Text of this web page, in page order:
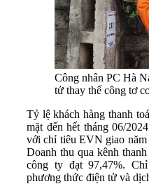
Công nhân PC Hà
tử thay thế công tơ
Tỷ lệ khách hàng thanh
mặt đến hết tháng 06/
với chỉ tiêu EVN giao
Doanh thu qua kênh
công ty đạt 97,47%.
phương thức điện tử và